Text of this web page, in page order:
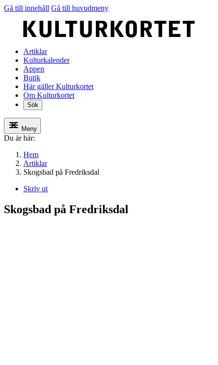
Gå till innehåll Gå till huvudmeny
Artiklar
Kulturkalender
Appen
Butik
Här gäller Kulturkortet
Om Kulturkortet
Sök
Meny
Du är här:
Hem
Artiklar
Skogsbad på Fredriksdal
Skriv ut
Skogsbad på Fredriksdal